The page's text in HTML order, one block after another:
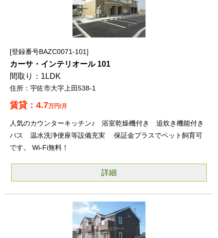
登録番号BAZC0071-101
カーサ・インテリオール 101
1LDK
宇佐市大字上田538-1
4.7万円/月
人気のカウンターキッチン♪ 浴室乾燥機付き 追炊き機能付き
バス 温水洗浄便座等設備充実 保証金プラスでペット飼育可
です。 Wi-Fi無料！
詳細